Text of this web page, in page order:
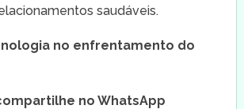
saudáveis.
no enfrentamento do
no WhatsApp